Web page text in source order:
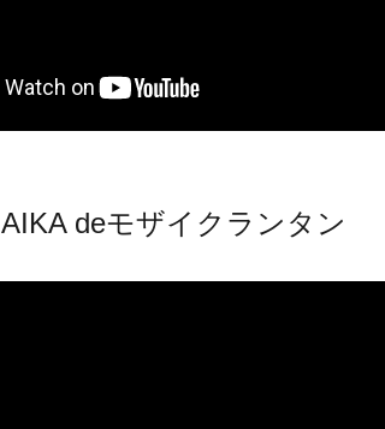
AIKA deモザイクランタン